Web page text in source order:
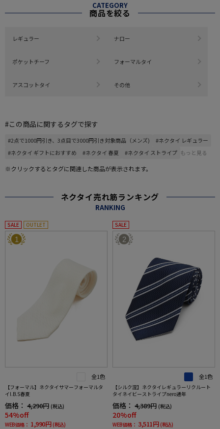
CATEGORY
商品を絞る
レギュラー ナロー
ポケットチーフ フォーマルタイ
アスコットタイ その他
#この商品に関するタグで探す
#2点で1000円引き、3点目で3000円引き対象商品（メンズ)
#ネクタイ レギュラー
#ネクタイ ギフトにおすすめ
#ネクタイ 春夏 #ネクタイ ストライプ もっと見る
※クリックするとタグに関連した商品が表示されます。
ネクタイ売れ筋ランキング
RANKING
SALE OUTLET
1
全1色
【フォーマル】ネクタイサマーフォーマルタ
イI.B.S春夏
価格： 4,290円 (税込)
54%off
WEB価格： 1,990円 (税込)
SALE
2
全1色
【シルク混】ネクタイレギュラーリクルート
タイネイビーストライプnero通年
価格： 4,389円 (税込)
20%off
WEB価格： 3,511円 (税込)